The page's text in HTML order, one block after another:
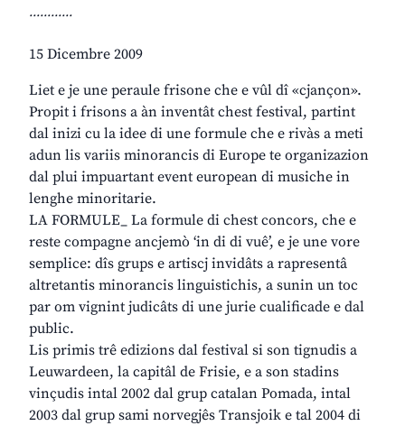
............
15 Dicembre 2009
Liet e je une peraule frisone che e vûl dî «cjançon».
Propit i frisons a àn inventât chest festival, partint
dal inizi cu la idee di une formule che e rivàs a meti
adun lis variis minorancis di Europe te organizazion
dal plui impuartant event european di musiche in
lenghe minoritarie.
LA FORMULE_ La formule di chest concors, che e
reste compagne ancjemò ‘in di di vuê’, e je une vore
semplice: dîs grups e artiscj invidâts a rapresentâ
altretantis minorancis linguistichis, a sunin un toc
par om vignint judicâts di une jurie cualificade e dal
public.
Lis primis trê edizions dal festival si son tignudis a
Leuwardeen, la capitâl de Frisie, e a son stadins
vinçudis intal 2002 dal grup catalan Pomada, intal
2003 dal grup sami norvegjês Transjoik e tal 2004 di